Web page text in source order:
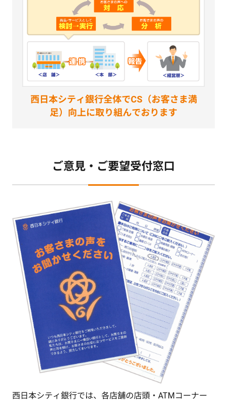
西日本シティ銀行全体でCS（お客さま満
足）向上に取り組んでおります
ご意見・ご要望受付窓口
西日本シティ銀行では、各店舗の店頭・ATMコーナー